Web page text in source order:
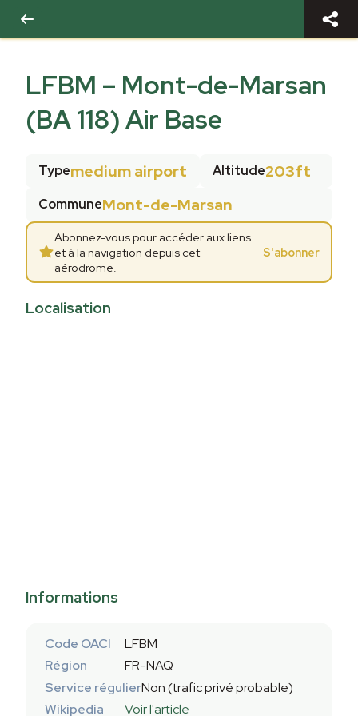
LFBM – Mont-de-Marsan
(BA 118) Air Base
Typemedium airport Altitude203ft
CommuneMont-de-Marsan
Abonnez-vous pour accéder aux liens
et à la navigation depuis cet
aérodrome.
S'abonner
Localisation
Informations
Code OACI
LFBM
Région
FR-NAQ
Service régulierNon (trafic privé probable)
Wikipedia
Voir l'article